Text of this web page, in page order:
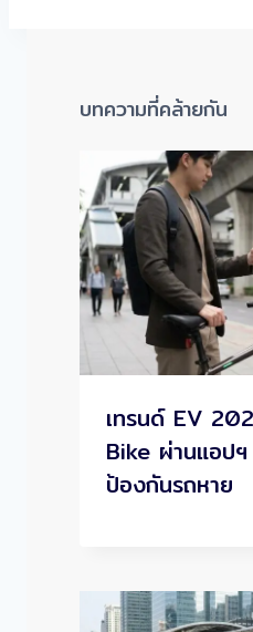
บทความที่คล้ายกัน
เทรนด์ EV
Bike ผ่านแอป
ป้องกันรถหาย